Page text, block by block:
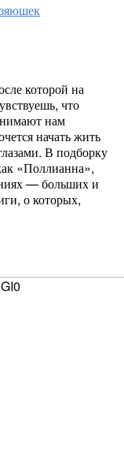
которой на
что
нам
начать жить
В подборку
«Поллианна»,
— больших и
о которых,